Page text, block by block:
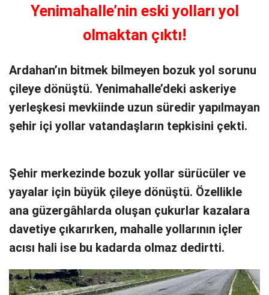
Yenimahalle’nin eski yolları yol
olmaktan çıktı!
Ardahan’ın bitmek bilmeyen bozuk yol sorunu
çileye dönüştü. Yenimahalle’deki askeriye
yerleşkesi mevkiinde uzun süredir yapılmayan
şehir içi yollar vatandaşların tepkisini çekti.
Şehir merkezinde bozuk yollar sürücüler ve
yayalar için büyük çileye dönüştü. Özellikle
ana güzergâhlarda oluşan çukurlar kazalara
davetiye çıkarırken, mahalle yollarının içler
acısı hali ise bu kadarda olmaz dedirtti.